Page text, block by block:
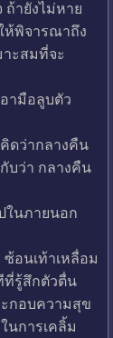
ายังไม่หาย
ห้พิจารณาถึง
ะสมที่จะ
ามือลูบตัว
ดว่ากลางคืน
บว่า กลางคืน
ในภายนอก
อนเท้าเหลื่อม
ที่รู้สึกตัวตื่น
กอบความสุข
นการเคลิ้ม